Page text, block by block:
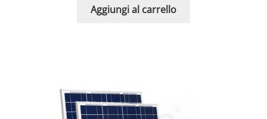
Aggiungi al carrello